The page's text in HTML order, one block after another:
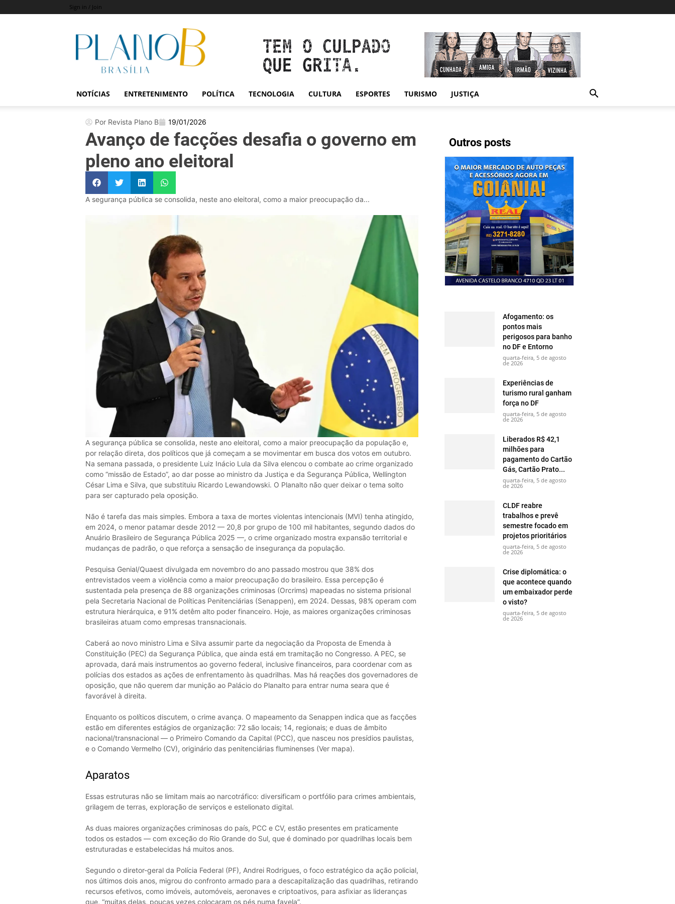
Sign in / Join
Revista
Plano
NOTÍCIAS ENTRETENIMENTO POLÍTICA TECNOLOGIA CULTURA ESPORTES TURISMO JUSTIÇA
Outros posts
Afogamento: os
pontos mais
perigosos para banho
no DF e Entorno
quarta-feira, 5 de agosto
de 2026
Experiências de
turismo rural ganham
força no DF
quarta-feira, 5 de agosto
de 2026
Liberados R$ 42,1
milhões para
pagamento do Cartão
Gás, Cartão Prato...
quarta-feira, 5 de agosto
de 2026
CLDF reabre
trabalhos e prevê
semestre focado em
projetos prioritários
quarta-feira, 5 de agosto
de 2026
Crise diplomática: o
que acontece quando
um embaixador perde
o visto?
quarta-feira, 5 de agosto
de 2026
Por Revista Plano B 19/01/2026
Avanço de facções desafia o governo em
pleno ano eleitoral
A segurança pública se consolida, neste ano eleitoral, como a maior preocupação da...
A segurança pública se consolida, neste ano eleitoral, como a maior preocupação da população e,
por relação direta, dos políticos que já começam a se movimentar em busca dos votos em outubro.
Na semana passada, o presidente Luiz Inácio Lula da Silva elencou o combate ao crime organizado
como “missão de Estado”, ao dar posse ao ministro da Justiça e da Segurança Pública, Wellington
César Lima e Silva, que substituiu Ricardo Lewandowski. O Planalto não quer deixar o tema solto
para ser capturado pela oposição.
Não é tarefa das mais simples. Embora a taxa de mortes violentas intencionais (MVI) tenha atingido,
em 2024, o menor patamar desde 2012 — 20,8 por grupo de 100 mil habitantes, segundo dados do
Anuário Brasileiro de Segurança Pública 2025 —, o crime organizado mostra expansão territorial e
mudanças de padrão, o que reforça a sensação de insegurança da população.
Pesquisa Genial/Quaest divulgada em novembro do ano passado mostrou que 38% dos
entrevistados veem a violência como a maior preocupação do brasileiro. Essa percepção é
sustentada pela presença de 88 organizações criminosas (Orcrims) mapeadas no sistema prisional
pela Secretaria Nacional de Políticas Penitenciárias (Senappen), em 2024. Dessas, 98% operam com
estrutura hierárquica, e 91% detêm alto poder financeiro. Hoje, as maiores organizações criminosas
brasileiras atuam como empresas transnacionais.
Caberá ao novo ministro Lima e Silva assumir parte da negociação da Proposta de Emenda à
Constituição (PEC) da Segurança Pública, que ainda está em tramitação no Congresso. A PEC, se
aprovada, dará mais instrumentos ao governo federal, inclusive financeiros, para coordenar com as
polícias dos estados as ações de enfrentamento às quadrilhas. Mas há reações dos governadores de
oposição, que não querem dar munição ao Palácio do Planalto para entrar numa seara que é
favorável à direita.
Enquanto os políticos discutem, o crime avança. O mapeamento da Senappen indica que as facções
estão em diferentes estágios de organização: 72 são locais; 14, regionais; e duas de âmbito
nacional/transnacional — o Primeiro Comando da Capital (PCC), que nasceu nos presídios paulistas,
e o Comando Vermelho (CV), originário das penitenciárias fluminenses (Ver mapa).
Aparatos
Essas estruturas não se limitam mais ao narcotráfico: diversificam o portfólio para crimes ambientais,
grilagem de terras, exploração de serviços e estelionato digital.
As duas maiores organizações criminosas do país, PCC e CV, estão presentes em praticamente
todos os estados — com exceção do Rio Grande do Sul, que é dominado por quadrilhas locais bem
estruturadas e estabelecidas há muitos anos.
Segundo o diretor-geral da Polícia Federal (PF), Andrei Rodrigues, o foco estratégico da ação policial,
nos últimos dois anos, migrou do confronto armado para a descapitalização das quadrilhas, retirando
recursos efetivos, como imóveis, automóveis, aeronaves e criptoativos, para asfixiar as lideranças
que, “muitas delas, poucas vezes colocaram os pés numa favela”.